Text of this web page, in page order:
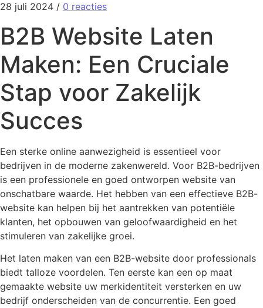
28 juli 2024 / 0 reacties
B2B Website Laten
Maken: Een Cruciale
Stap voor Zakelijk
Succes
Een sterke online aanwezigheid is essentieel voor
bedrijven in de moderne zakenwereld. Voor B2B-bedrijven
is een professionele en goed ontworpen website van
onschatbare waarde. Het hebben van een effectieve B2B-
website kan helpen bij het aantrekken van potentiële
klanten, het opbouwen van geloofwaardigheid en het
stimuleren van zakelijke groei.
Het laten maken van een B2B-website door professionals
biedt talloze voordelen. Ten eerste kan een op maat
gemaakte website uw merkidentiteit versterken en uw
bedrijf onderscheiden van de concurrentie. Een goed